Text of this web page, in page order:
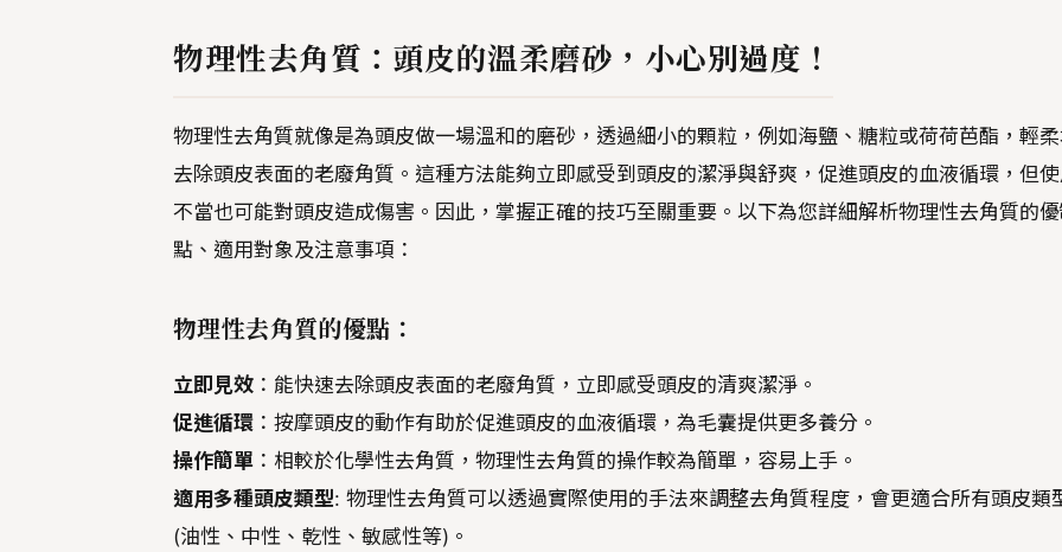
物理性去角質：頭皮的溫柔磨砂，小心別過度！
物理性去角質就像是為頭皮做一場溫和的磨砂，透過細小的顆粒，例如海鹽、糖粒或荷荷芭酯，輕
去除頭皮表面的老廢角質。這種方法能夠立即感受到頭皮的潔淨與舒爽，促進頭皮的血液循環，但
不當也可能對頭皮造成傷害。因此，掌握正確的技巧至關重要。以下為您詳細解析物理性去角質的
點、適用對象及注意事項：
物理性去角質的優點：
立即見效 ：能快速去除頭皮表面的老廢角質，立即感受頭皮的清爽潔淨。
促進循環 ：按摩頭皮的動作有助於促進頭皮的血液循環，為毛囊提供更多養分。
操作簡單 ：相較於化學性去角質，物理性去角質的操作較為簡單，容易上手。
適用多種頭皮類型: 物理性去角質可以透過實際使用的手法來調整去角質程度，會更適合所有頭皮類
(油性、中性、乾性、敏感性等)。